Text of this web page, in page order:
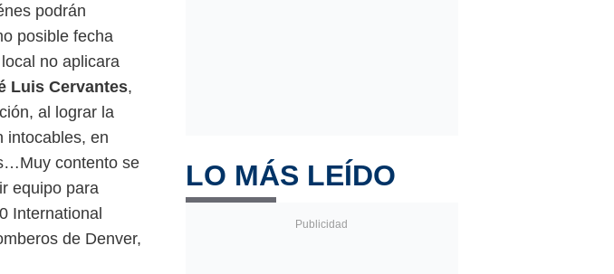
podrán
posible fecha
no aplicara
Luis Cervantes,
al lograr la
intocables, en
contento se
equipo para
International
de Denver,
LO MÁS LEÍDO